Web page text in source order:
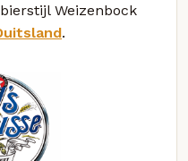
Weizenbock
.